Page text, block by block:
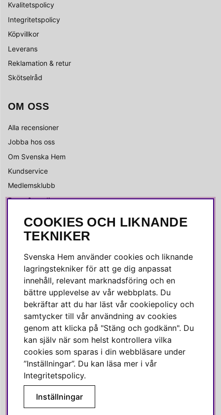
Kvalitetspolicy
Integritetspolicy
Köpvillkor
Leverans
Reklamation & retur
Skötselråd
OM OSS
Alla recensioner
Jobba hos oss
Om Svenska Hem
Kundservice
Medlemsklubb
Press & media
SOCIALA MEDIER
Instagram
Linkedin
Pinterest
SVENSKA HEM
Varmt välkommen till Svenska Hem!
Vi värdesätter våra kunder högt och finns här för att hjälpa dig
om du har några frågor eller vill ha inspiration.
010-35 00 610
E-post: e-handel@svenskahem.se
COOKIES OCH LIKNANDE
TEKNIKER
Svenska Hem använder cookies och liknande
lagringstekniker för att ge dig anpassat
innehåll, relevant marknadsföring och en
bättre upplevelse av vår webbplats. Du
bekräftar att du har läst vår cookiepolicy och
samtycker till vår användning av cookies
genom att klicka på "Stäng och godkänn". Du
kan själv när som helst kontrollera vilka
cookies som sparas i din webbläsare under
”Inställningar”. Du kan läsa mer i vår
Integritetspolicy.
Inställningar